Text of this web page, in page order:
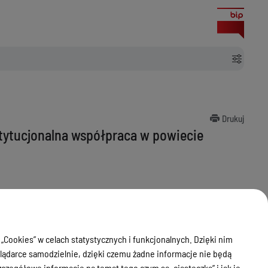
Drukuj
współpraca w powiecie
w celach statystycznych i funkcjonalnych. Dzięki nim
samodzielnie, dzięki czemu żadne informacje nie będą